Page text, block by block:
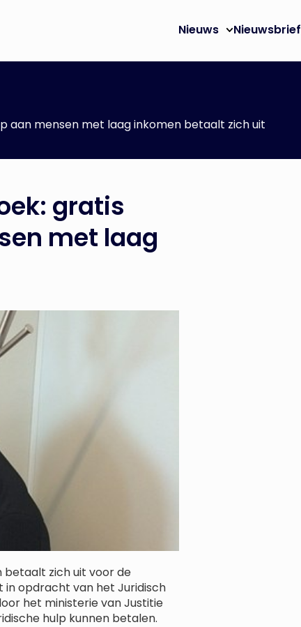
Nieuws Nieuwsbrief
aan mensen met laag inkomen betaalt zich uit
gratis
met laag
betaalt zich uit voor de
in opdracht van het Juridisch
het ministerie van Justitie
hulp kunnen betalen.